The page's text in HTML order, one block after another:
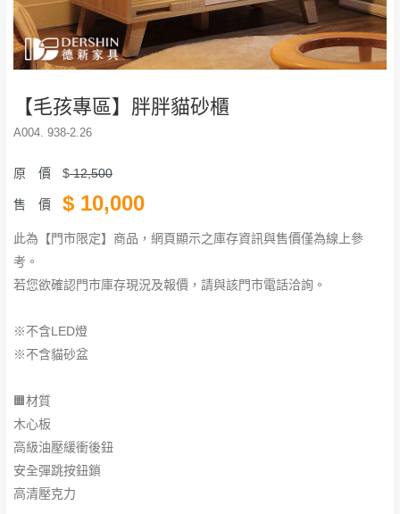
【毛孩專區】胖胖貓砂櫃
A004. 938-2.26
原 價 $12,500
售 價 $ 10,000
此為【門市限定】商品，網頁顯示之庫存資訊與售價僅為線上參
考。
若您欲確認門市庫存現況及報價，請與該門市電話洽詢。
※不含LED燈
※不含貓砂盆
🟧材質
木心板
高級油壓緩衝後鈕
安全彈跳按鈕鎖
高清壓克力